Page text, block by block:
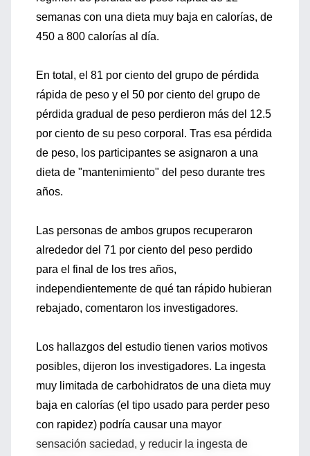
semanas con una dieta muy baja en calorías, de
450 a 800 calorías al día.
En total, el 81 por ciento del grupo de pérdida
rápida de peso y el 50 por ciento del grupo de
pérdida gradual de peso perdieron más del 12.5
por ciento de su peso corporal. Tras esa pérdida
de peso, los participantes se asignaron a una
dieta de "mantenimiento" del peso durante tres
años.
Las personas de ambos grupos recuperaron
alrededor del 71 por ciento del peso perdido
para el final de los tres años,
independientemente de qué tan rápido hubieran
rebajado, comentaron los investigadores.
Los hallazgos del estudio tienen varios motivos
posibles, dijeron los investigadores. La ingesta
muy limitada de carbohidratos de una dieta muy
baja en calorías (el tipo usado para perder peso
con rapidez) podría causar una mayor
sensación saciedad, y reducir la ingesta de